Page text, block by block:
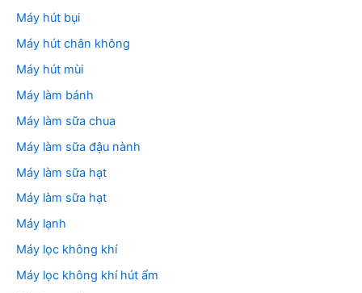
Máy hút bụi
Máy hút chân không
Máy hút mùi
Máy làm bánh
Máy làm sữa chua
Máy làm sữa đậu nành
Máy làm sữa hạt
Máy làm sữa hạt
Máy lạnh
Máy lọc không khí
Máy lọc không khí hút ẩm